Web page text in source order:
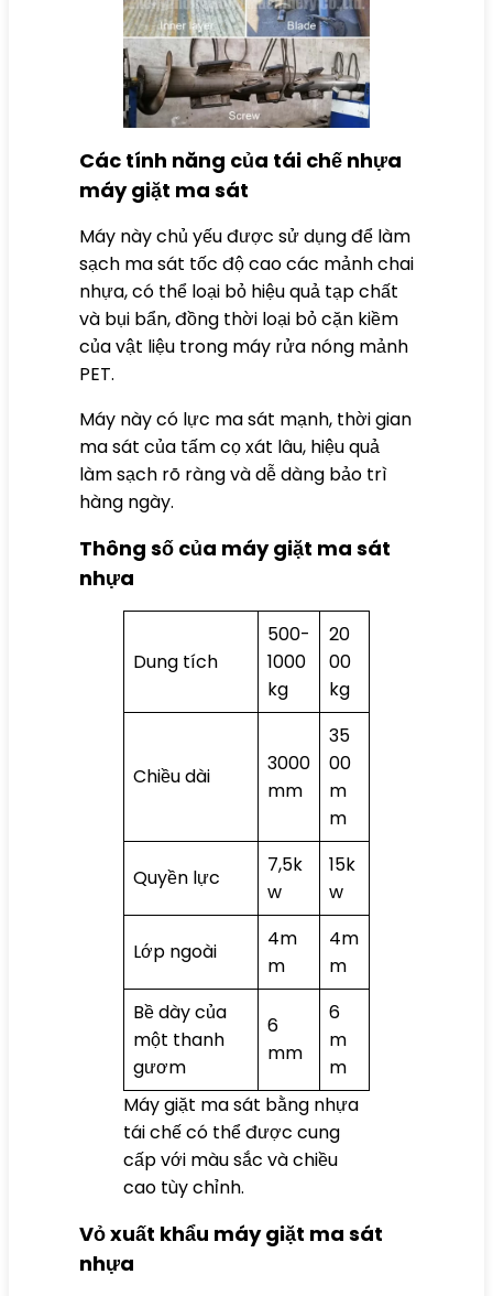
Các tính năng của tái chế nhựa
máy giặt ma sát
Máy này chủ yếu được sử dụng để làm
sạch ma sát tốc độ cao các mảnh chai
nhựa, có thể loại bỏ hiệu quả tạp chất
và bụi bẩn, đồng thời loại bỏ cặn kiềm
của vật liệu trong máy rửa nóng mảnh
PET.
Máy này có lực ma sát mạnh, thời gian
ma sát của tấm cọ xát lâu, hiệu quả
làm sạch rõ ràng và dễ dàng bảo trì
hàng ngày.
Thông số của máy giặt ma sát
nhựa
Dung tích
500-
1000
kg
20
00
kg
Chiều dài
3000
mm
35
00
m
m
Quyền lực
7,5k
w
15k
w
Lớp ngoài
4m
m
4m
m
Bề dày của
một thanh
gươm
6
mm
6
m
m
Máy giặt ma sát bằng nhựa
tái chế có thể được cung
cấp với màu sắc và chiều
cao tùy chỉnh.
Vỏ xuất khẩu máy giặt ma sát
nhựa